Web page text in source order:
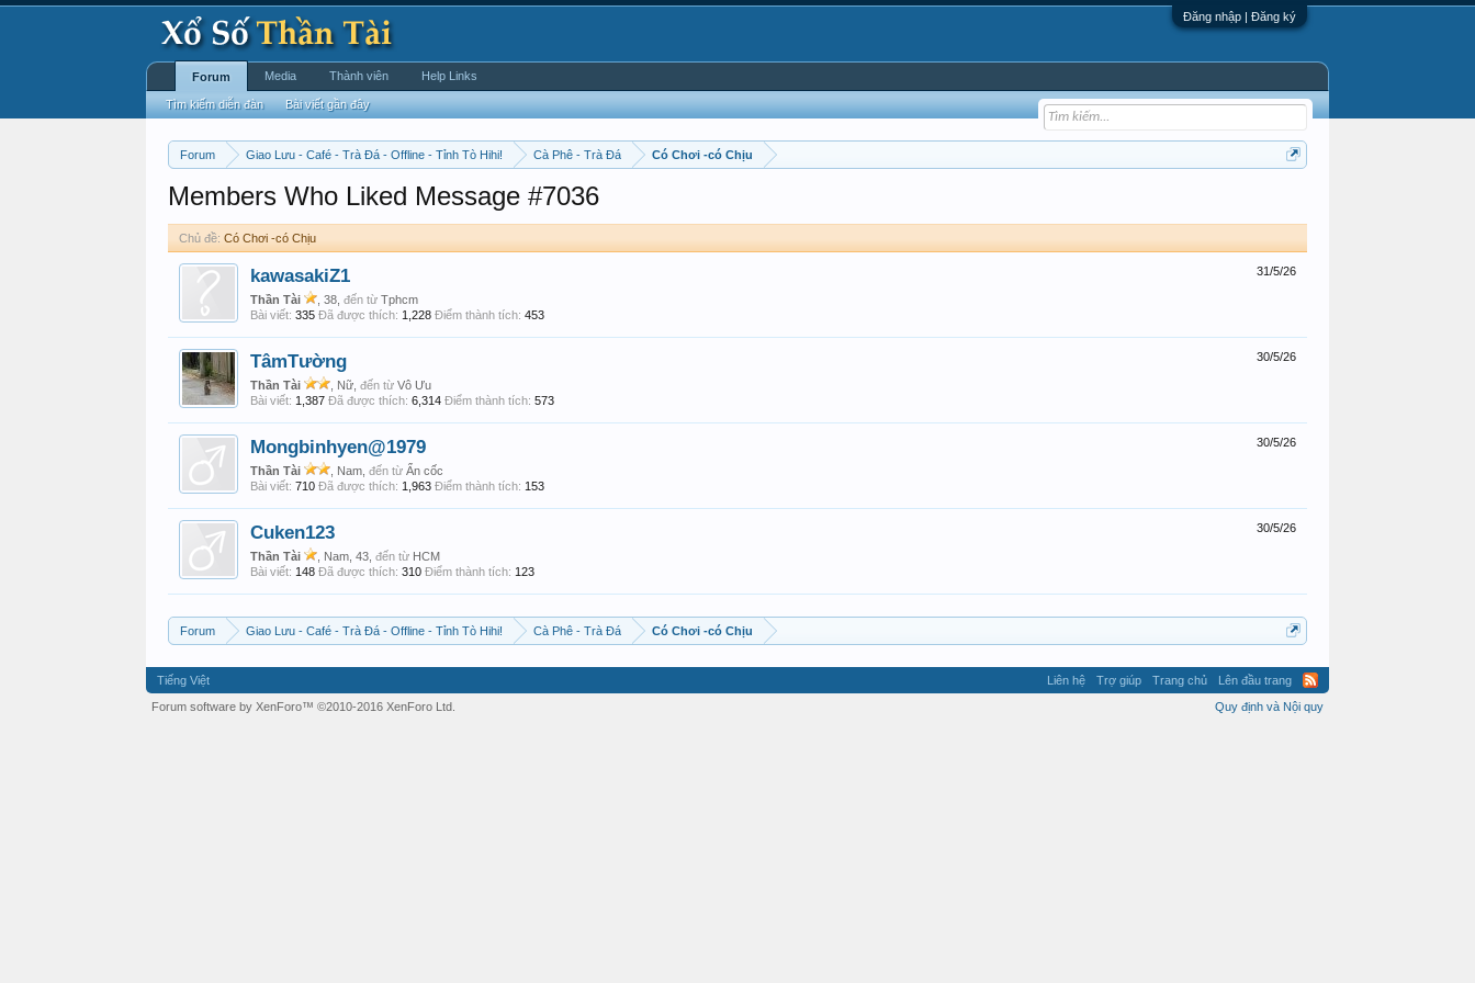
Đăng nhập | Đăng ký
Forum Giao Lưu - Café - Trà Đá - Offline - Tỉnh Tò Hihi! Cà Phê - Trà Đá Có Chơi -có Chịu
Members Who Liked Message #7036
Chủ đề: Có Chơi -có Chịu
31/5/26
kawasakiZ1
Thần Tài , 38, đến từ Tphcm
Bài viết: 335 Đã được thích: 1,228 Điểm thành tích: 453
30/5/26
TâmTường
Thần Tài , Nữ, đến từ Vô Ưu
Bài viết: 1,387 Đã được thích: 6,314 Điểm thành tích: 573
30/5/26
Mongbinhyen@1979
Thần Tài , Nam, đến từ Ẩn cốc
Bài viết: 710 Đã được thích: 1,963 Điểm thành tích: 153
30/5/26
Cuken123
Thần Tài , Nam, 43, đến từ HCM
Bài viết: 148 Đã được thích: 310 Điểm thành tích: 123
Forum Giao Lưu - Café - Trà Đá - Offline - Tỉnh Tò Hihi! Cà Phê - Trà Đá Có Chơi -có Chịu
Forum
Tìm kiếm diễn đàn Bài viết gần đây
Media Thành viên Help Links
Tiếng Việt Liên hệ Trợ giúp Trang chủ
Lên đầu trang
Quy định và Nội quy
Forum software by XenForo™ ©2010-2016 XenForo Ltd.